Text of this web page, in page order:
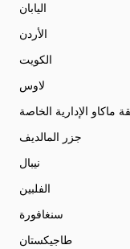
اليابان
الأردن
الكويت
لاوس
ماكاو الإدارية الخاصة
جزر المالديف
نيبال
الفلبين
سنغافورة
طاجيكستان